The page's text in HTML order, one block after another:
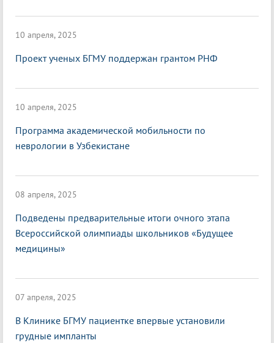
10 апреля, 2025
Проект ученых БГМУ поддержан грантом РНФ
10 апреля, 2025
Программа академической мобильности по
неврологии в Узбекистане
08 апреля, 2025
Подведены предварительные итоги очного этапа
Всероссийской олимпиады школьников «Будущее
медицины»
07 апреля, 2025
В Клинике БГМУ пациентке впервые установили
грудные импланты